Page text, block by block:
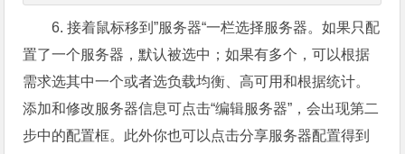
6. 接着鼠标移到”服务器“一栏选择服务器。如果只配
置了一个服务器，默认被选中；如果有多个，可以根据
需求选其中一个或者选负载均衡、高可用和根据统计。
添加和修改服务器信息可点击“编辑服务器”，会出现第二
步中的配置框。此外你也可以点击分享服务器配置得到